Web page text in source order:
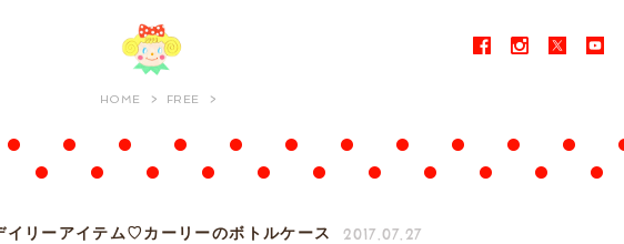
HOME FREE
イリーアイテム♡カーリーのボトルケース 2017.07.27